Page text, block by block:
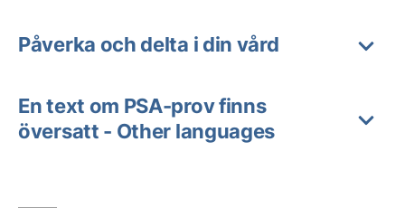
Påverka och delta i din vård
En text om PSA-prov finns
översatt - Other languages